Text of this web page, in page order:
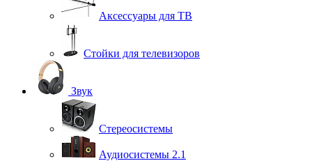
Аксессуары для ТВ
Стойки для телевизоров
Звук
Стереосистемы
Аудиосистемы 2.1